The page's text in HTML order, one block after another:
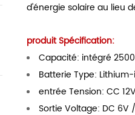
d'énergie solaire au lieu
produit Spécification:
Capacité: intégré
Batterie Type:
entrée Tension: CC 12V
Sortie Voltage: DC 6V